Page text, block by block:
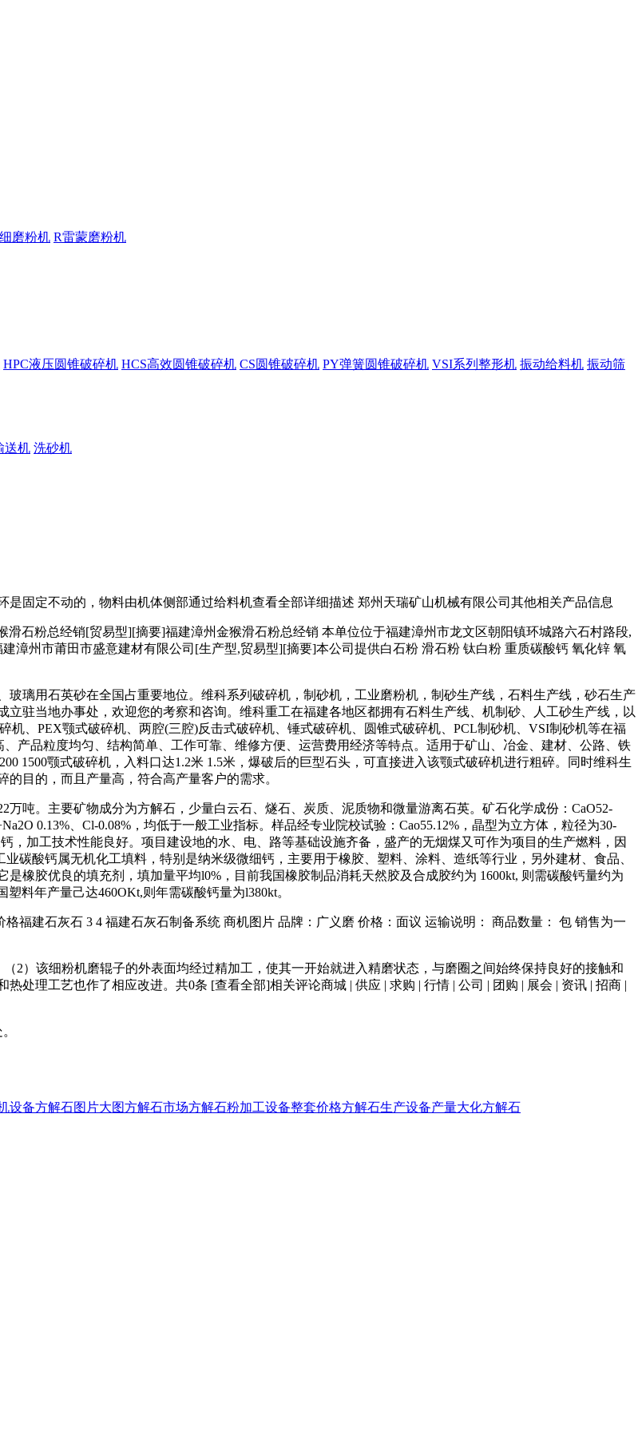
磨粉机 R雷蒙磨粉机
HPC液压圆锥破碎机 HCS高效圆锥破碎机 CS圆锥破碎机 PY弹簧圆锥破碎机 VSI系列整形机 振动给料机 振动筛
送机 洗砂机
固定不动的，物料由机体侧部通过给料机查看全部详细描述 郑州天瑞矿山机械有限公司其他相关产品信息
石粉总经销[贸易型][摘要]福建漳州金猴滑石粉总经销 本单位位于福建漳州市龙文区朝阳镇环城路六石村路段,
漳州市莆田市盛意建材有限公司[生产型,贸易型][摘要]本公司提供白石粉 滑石粉 钛白粉 重质碳酸钙 氧化锌 氧
璃用石英砂在全国占重要地位。维科系列破碎机，制砂机，工业磨粉机，制砂生产线，石料生产线，砂石生产
驻当地办事处，欢迎您的考察和咨询。维科重工在福建各地区都拥有石料生产线、机制砂、人工砂生产线，以
机、PEX颚式破碎机、两腔(三腔)反击式破碎机、锤式破碎机、圆锥式破碎机、PCL制砂机、VSI制砂机等在福
产品粒度均匀、结构简单、工作可靠、维修方便、运营费用经济等特点。适用于矿山、冶金、建材、公路、铁
1500颚式破碎机，入料口达1.2米 1.5米，爆破后的巨型石头，可直接进入该颚式破碎机进行粗碎。同时维科生
目的，而且产量高，符合高产量客户的需求。
吨。主要矿物成分为方解石，少量白云石、燧石、炭质、泥质物和微量游离石英。矿石化学成份：CaO52-
0.13%、Cl-0.08%，均低于一般工业指标。样品经专业院校试验：Cao55.12%，晶型为立方体，粒径为30-
，加工技术性能良好。项目建设地的水、电、路等基础设施齐备，盛产的无烟煤又可作为项目的生产燃料，因
碳酸钙属无机化工填料，特别是纳米级微细钙，主要用于橡胶、塑料、涂料、造纸等行业，另外建材、食品、
橡胶优良的填充剂，填加量平均l0%，目前我国橡胶制品消耗天然胶及合成胶约为 1600kt, 则需碳酸钙量约为
料年产量己达460OKt,则年需碳酸钙量为l380kt。
福建石灰石 3 4 福建石灰石制备系统 商机图片 品牌：广义磨 价格：面议 运输说明： 商品数量： 包 销售为一
2）该细粉机磨辊子的外表面均经过精加工，使其一开始就进入精磨状态，与磨圈之间始终保持良好的接触和
处理工艺也作了相应改进。共0条 [查看全部]相关评论商城 | 供应 | 求购 | 行情 | 公司 | 团购 | 展会 | 资讯 | 招商 |
设备方解石图片大图方解石市场方解石粉加工设备整套价格方解石生产设备产量大化方解石